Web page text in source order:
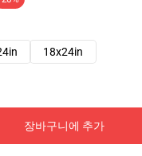
18x24in
장바구니에 추가